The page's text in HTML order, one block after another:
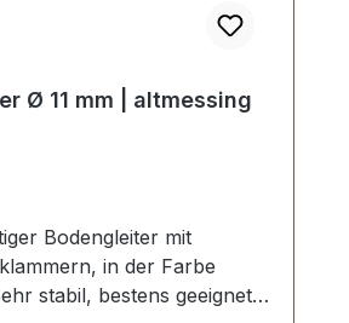
Ø 11 mm | altmessing
Bodengleiter mit
in der Farbe
stabil, bestens geeignet